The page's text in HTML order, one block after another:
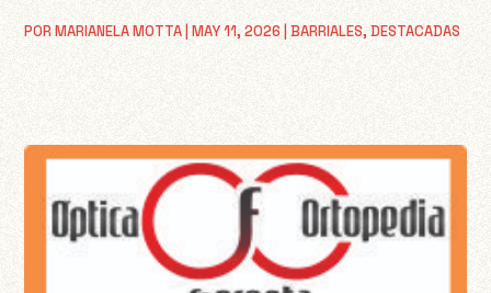
PORMARIANELA MOTTA |MAY 11, 2026 |BARRIALES,DESTACADAS